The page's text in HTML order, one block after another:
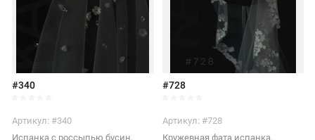
#340
Артикул: #340
Испанка с россыпью бусин,
#728
Артикул: #728
Кружевная фата испанка.